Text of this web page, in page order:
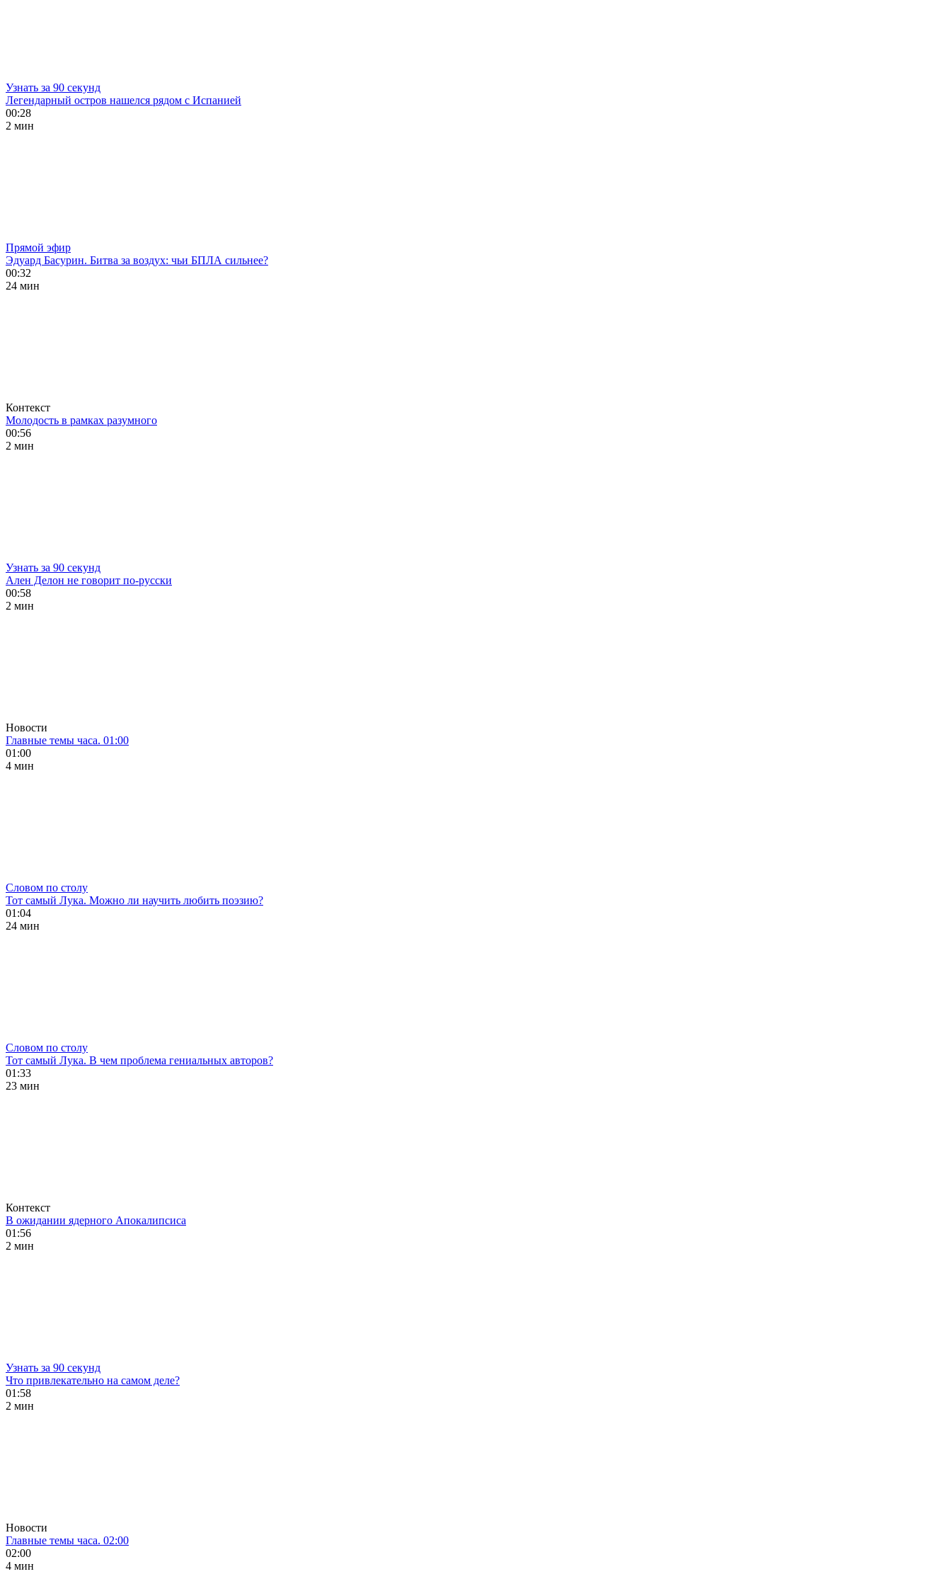
Узнать за 90 секунд
Легендарный остров нашелся рядом с Испанией
00:28
2 мин
Прямой эфир
Эдуард Басурин. Битва за воздух: чьи БПЛА сильнее?
00:32
24 мин
Контекст
Молодость в рамках разумного
00:56
2 мин
Узнать за 90 секунд
Ален Делон не говорит по-русски
00:58
2 мин
Новости
Главные темы часа. 01:00
01:00
4 мин
Словом по столу
Тот самый Лука. Можно ли научить любить поэзию?
01:04
24 мин
Словом по столу
Тот самый Лука. В чем проблема гениальных авторов?
01:33
23 мин
Контекст
В ожидании ядерного Апокалипсиса
01:56
2 мин
Узнать за 90 секунд
Что привлекательно на самом деле?
01:58
2 мин
Новости
Главные темы часа. 02:00
02:00
4 мин